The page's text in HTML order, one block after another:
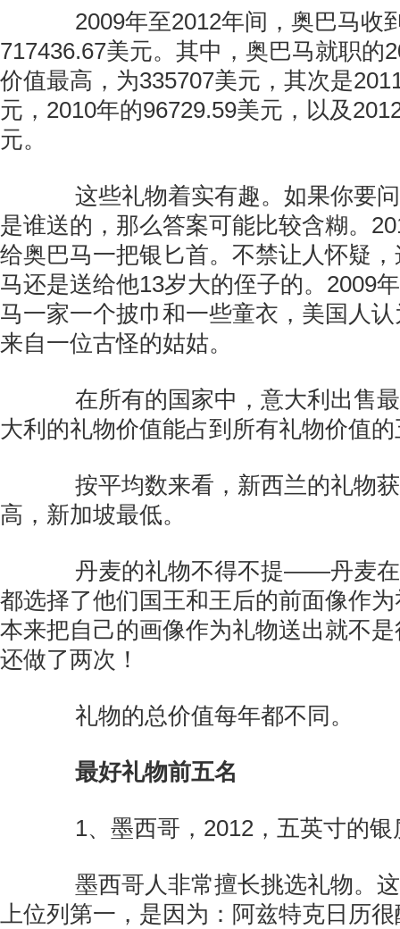
2009年至2012年间，奥巴马收
717436.67美元。其中，奥巴马就职的
价值最高，为335707美元，其次是
元，2010年的96729.59美元，以及
元。
这些礼物着实有趣。如果你要问
是谁送的，那么答案可能比较含糊。
给奥巴马一把银匕首。不禁让人怀疑
马还是送给他13岁大的侄子的。2009
马一家一个披巾和一些童衣，美国人
来自一位古怪的姑姑。
在所有的国家中，意大利出售最
大利的礼物价值能占到所有礼物价值
按平均数来看，新西兰的礼物获
高，新加坡最低。
丹麦的礼物不得不提——丹麦在
都选择了他们国王和王后的前面像作
本来把自己的画像作为礼物送出就不
还做了两次！
礼物的总价值每年都不同。
最好礼物前五名
1、墨西哥，2012，五英寸的银
墨西哥人非常擅长挑选礼物。这
上位列第一，是因为：阿兹特克日历